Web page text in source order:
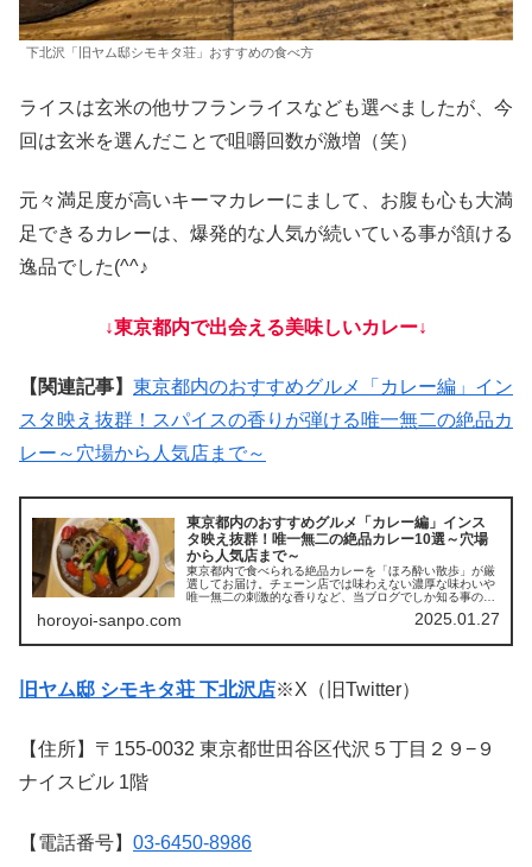
下北沢「旧ヤム邸シモキタ荘」おすすめの食べ方
ライスは玄米の他サフランライスなども選べましたが、今
回は玄米を選んだことで咀嚼回数が激増（笑）
元々満足度が高いキーマカレーにまして、お腹も心も大満
足できるカレーは、爆発的な人気が続いている事が頷ける
逸品でした(^^♪
↓東京都内で出会える美味しいカレー↓
【関連記事】 東京都内のおすすめグルメ「カレー編」イン
スタ映え抜群！スパイスの香りが弾ける唯一無二の絶品カ
レー～穴場から人気店まで～
東京都内のおすすめグルメ「カレー編」インス
タ映え抜群！唯一無二の絶品カレー10選～穴場
から人気店まで～
東京都内で食べられる絶品カレーを「ほろ酔い散歩」が厳
選してお届け。チェーン店では味わえない濃厚な味わいや
唯一無二の刺激的な香りなど、当ブログでしか知る事の出
かれる芸術的なそのカレーは、その味わいはもちろん、目
の旅へ！
horoyoi-sanpo.com 2025.01.27
旧ヤム邸 シモキタ荘 下北沢店※X（旧Twitter）
【住所】〒155-0032 東京都世田谷区代沢５丁目２９−９
ナイスビル 1階
【電話番号】 03-6450-8986